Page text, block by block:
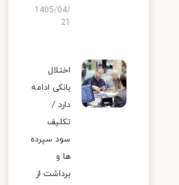
1405/04/
اختلال
بانکی ادامه
دارد /
تکلیف
سود سپرده
ها و
برداشت از